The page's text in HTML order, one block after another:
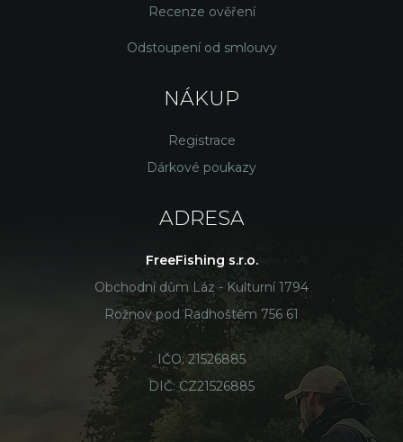
Recenze ověření
Odstoupení od smlouvy
NÁKUP
Registrace
Dárkové poukazy
ADRESA
FreeFishing s.r.o.
Obchodní dům Láz - Kulturní 1794
Rožnov pod Radhoštěm 756 61
IČO: 21526885
DIČ: CZ21526885